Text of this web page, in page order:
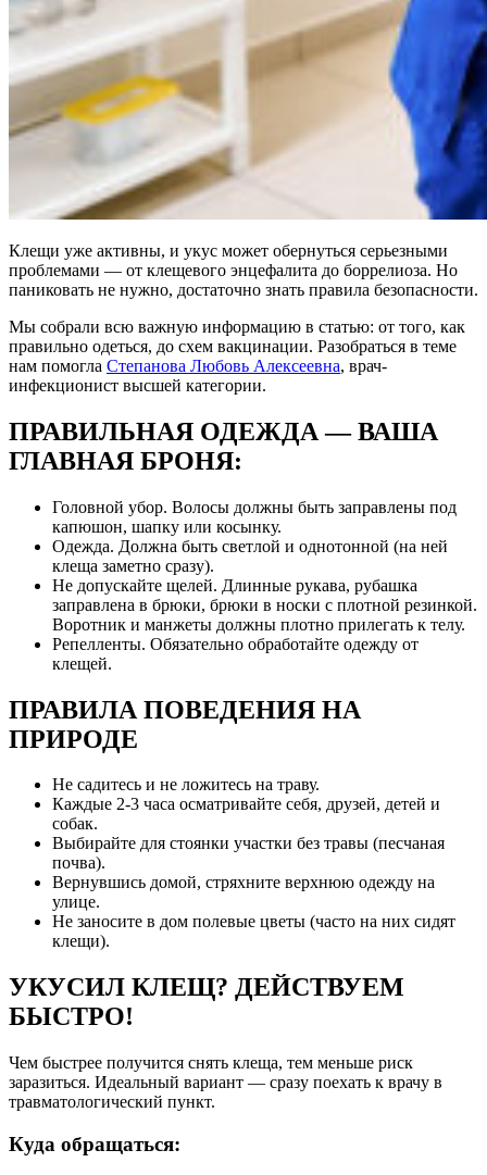
Клещи уже активны, и укус может обернуться серьезными
проблемами — от клещевого энцефалита до боррелиоза. Но
паниковать не нужно, достаточно знать правила безопасности.
Мы собрали всю важную информацию в статью: от того, как
правильно одеться, до схем вакцинации. Разобраться в теме
нам помогла Степанова Любовь Алексеевна, врач-
инфекционист высшей категории.
ПРАВИЛЬНАЯ ОДЕЖДА — ВАША
ГЛАВНАЯ БРОНЯ:
Головной убор. Волосы должны быть заправлены под
капюшон, шапку или косынку.
Одежда. Должна быть светлой и однотонной (на ней
клеща заметно сразу).
Не допускайте щелей. Длинные рукава, рубашка
заправлена в брюки, брюки в носки с плотной резинкой.
Воротник и манжеты должны плотно прилегать к телу.
Репелленты. Обязательно обработайте одежду от
клещей.
ПРАВИЛА ПОВЕДЕНИЯ НА
ПРИРОДЕ
Не садитесь и не ложитесь на траву.
Каждые 2-3 часа осматривайте себя, друзей, детей и
собак.
Выбирайте для стоянки участки без травы (песчаная
почва).
Вернувшись домой, стряхните верхнюю одежду на
улице.
Не заносите в дом полевые цветы (часто на них сидят
клещи).
УКУСИЛ КЛЕЩ? ДЕЙСТВУЕМ
БЫСТРО!
Чем быстрее получится снять клеща, тем меньше риск
заразиться. Идеальный вариант — сразу поехать к врачу в
травматологический пункт.
Куда обращаться: